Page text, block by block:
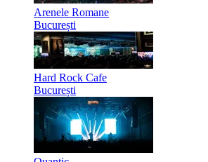
Arenele Romane
București
Hard Rock Cafe
București